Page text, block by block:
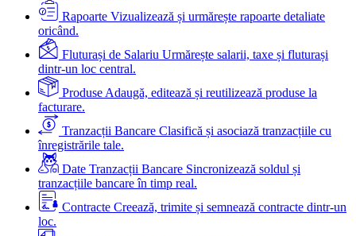
Rapoarte Vizualizează și urmărește rapoarte detaliate
oricând.
Fluturași de Salariu Urmărește salarii, taxe și fluturași
dintr-un loc central.
Produse Adaugă, editează și reutilizează produse la
facturare.
Tranzacții Bancare Clasifică și asociază tranzacțiile cu
înregistrările tale.
Date Tranzacții Bancare Sincronizează soldul și
tranzacțiile bancare în timp real.
Contracte Creează, trimite și semnează contracte dintr-un
loc.